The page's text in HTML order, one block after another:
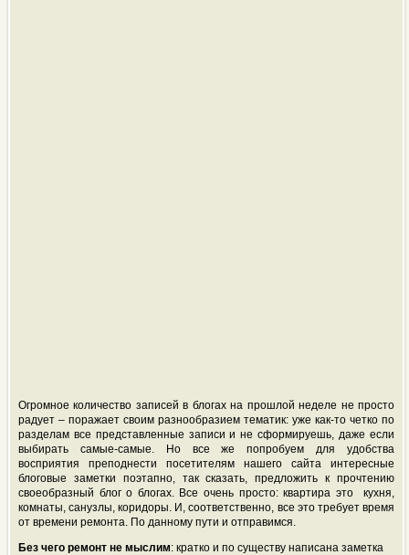
Огромное количество записей в блогах на прошлой неделе не просто
радует – поражает своим разнообразием тематик: уже как-то четко по
разделам все представленные записи и не сформируешь, даже если
выбирать самые-самые. Но все же попробуем для удобства
восприятия преподнести посетителям нашего сайта интересные
блоговые заметки поэтапно, так сказать, предложить к прочтению
своеобразный блог о блогах. Все очень просто: квартира это кухня,
комнаты, санузлы, коридоры. И, соответственно, все это требует время
от времени ремонта. По данному пути и отправимся.
Без чего ремонт не мыслим: кратко и по существу написана заметка